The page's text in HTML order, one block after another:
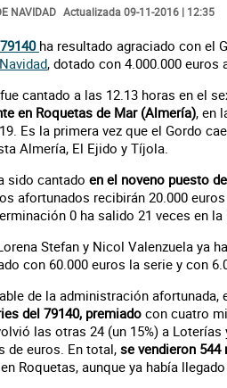
NAVIDAD Actualizada 09-11-2016 | 12:35
79140 ha resultado agraciado con el
, dotado con 4.000.000 euros
cantado a las 12.13 horas en el
en Roquetas de Mar (Almería), en
Es la primera vez que el Gordo
Almería, El Ejido y Tíjola.
sido cantado en el noveno puesto
afortunados recibirán 20.000
0 ha salido 21 veces en
Stefan y Nicol Valenzuela ya
con 60.000 euros la serie y con
de la administración
del 79140, premiado con cuatro
las otras 24 (un 15%) a
de euros. En total, se vendieron
Roquetas, aunque ya había